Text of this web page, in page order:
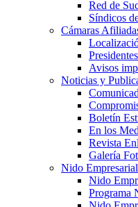
Red de
Síndicos
Cámaras
Avisos
Noticias y
Boletín
En los
Revista
Galería
Nido Empresarial
Nido
Programa